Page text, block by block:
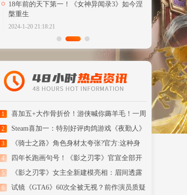
18年前的天下第一！《女神异闻录3》如今涅
槃重生
2024-1-20 21:18:21
1
喜加五+大作骨折价！游侠喊你薅羊毛！一周
喜加一汇总
2
Steam喜加一：特别好评肉鸽游戏《夜勤人》
免费领取！
3
《骑士之路》角色身材太夸张?官方:这种身
材现实存在
4
四年长跑画句号！《影之刃零》官宣全部开
发完成
5
《影之刃零》女主全新建模亮相：眉间透露
清冷侠气
6
试镜《GTA6》60次全被无视？前作演员质疑